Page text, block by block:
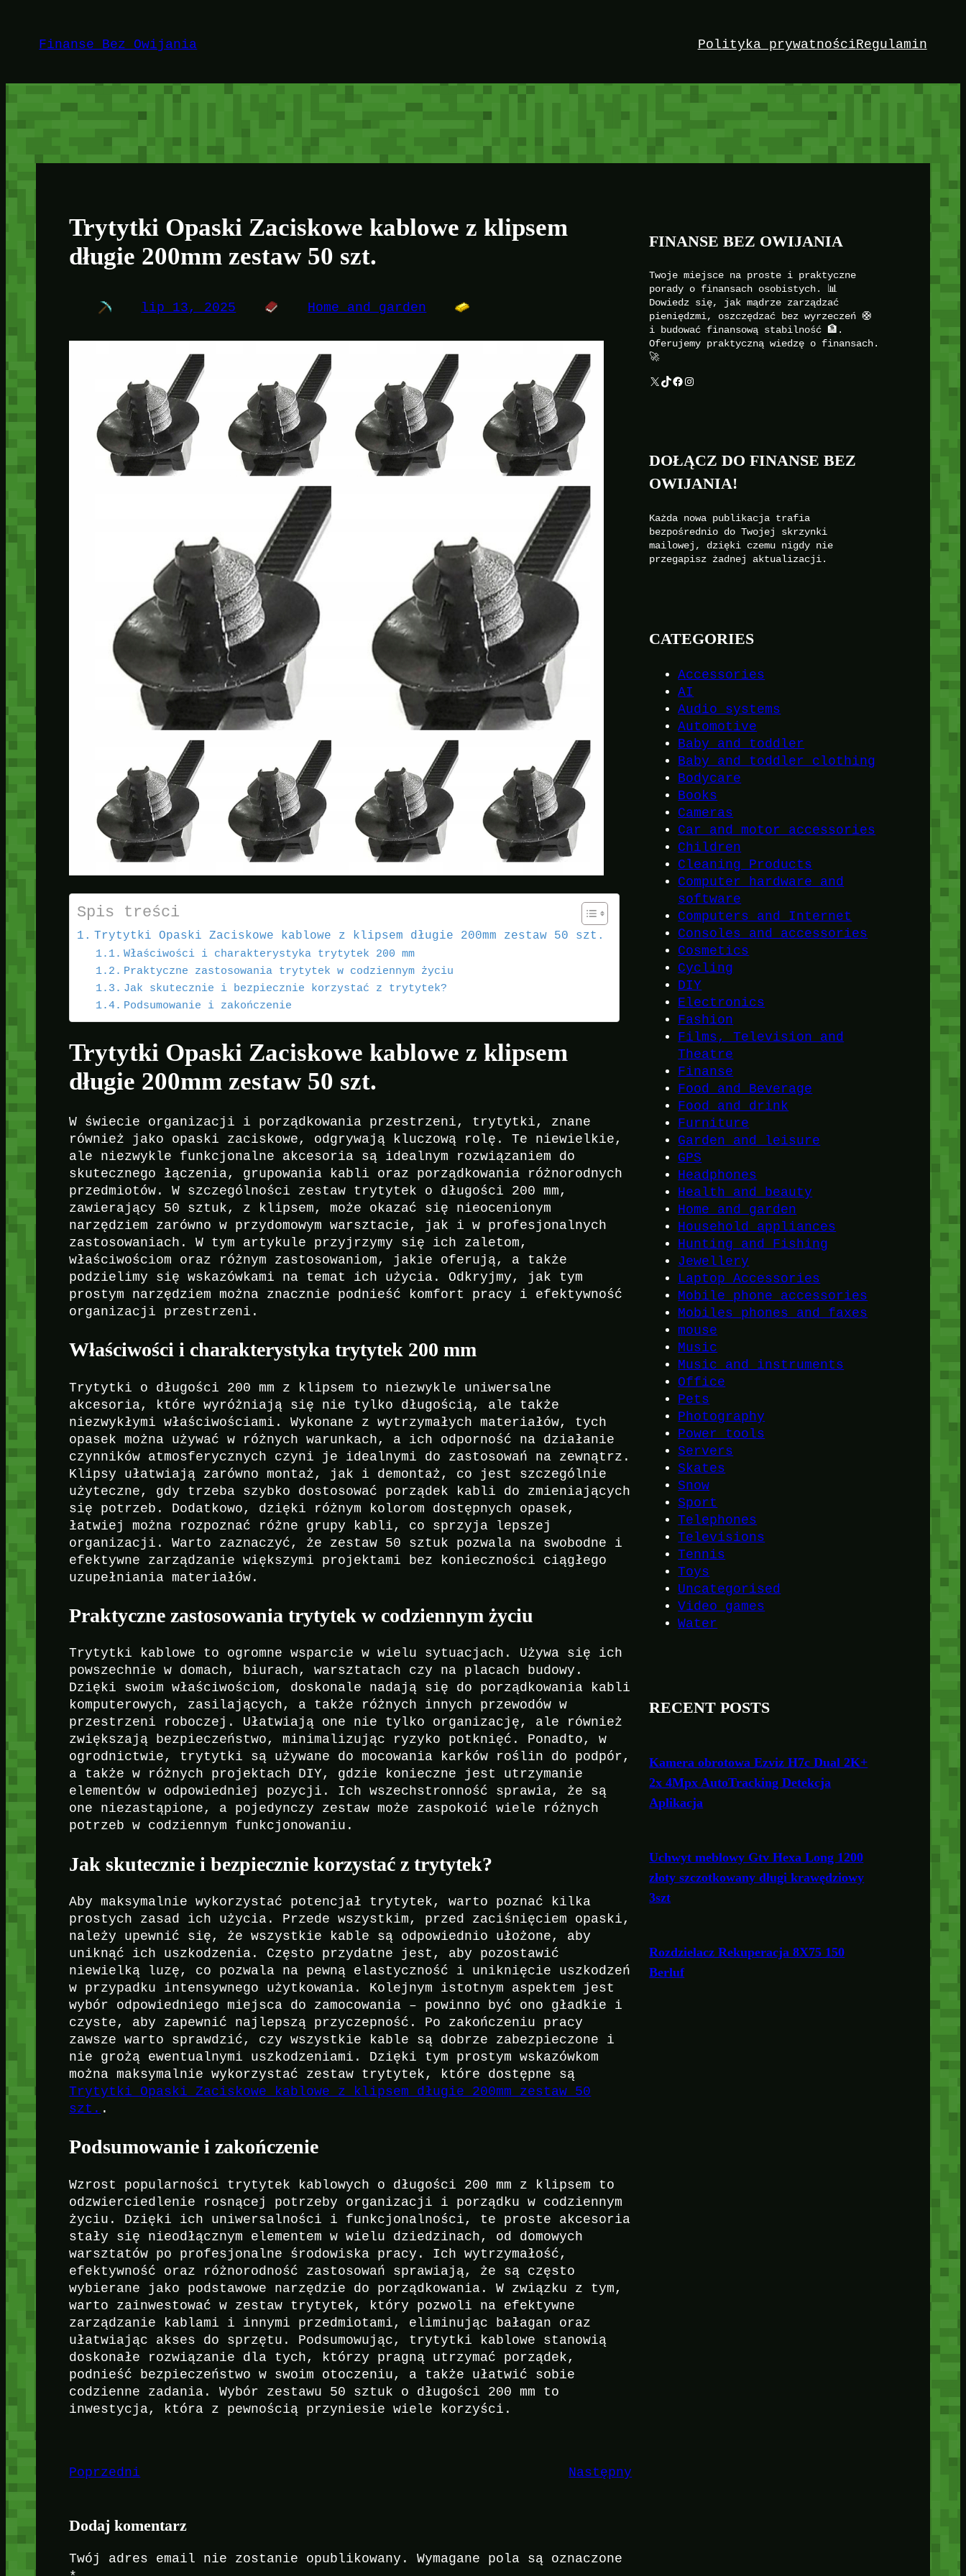
treściFinanse Bez Owijania Polityka prywatnościRegulamin
Trytytki Opaski Zaciskowe kablowe z klipsem
długie 200mm zestaw 50 szt.
lip 13, 2025 Home and garden
Spis treści
Trytytki Opaski Zaciskowe kablowe z klipsem długie 200mm zestaw 50 szt.
Właściwości i charakterystyka trytytek 200 mm
Praktyczne zastosowania trytytek w codziennym życiu
Jak skutecznie i bezpiecznie korzystać z trytytek?
Podsumowanie i zakończenie
Trytytki Opaski Zaciskowe kablowe z klipsem
długie 200mm zestaw 50 szt.
W świecie organizacji i porządkowania przestrzeni, trytytki, znane
również jako opaski zaciskowe, odgrywają kluczową rolę. Te niewielkie,
ale niezwykle funkcjonalne akcesoria są idealnym rozwiązaniem do
skutecznego łączenia, grupowania kabli oraz porządkowania różnorodnych
przedmiotów. W szczególności zestaw trytytek o długości 200 mm,
zawierający 50 sztuk, z klipsem, może okazać się nieocenionym
narzędziem zarówno w przydomowym warsztacie, jak i w profesjonalnych
zastosowaniach. W tym artykule przyjrzymy się ich zaletom,
właściwościom oraz różnym zastosowaniom, jakie oferują, a także
podzielimy się wskazówkami na temat ich użycia. Odkryjmy, jak tym
prostym narzędziem można znacznie podnieść komfort pracy i efektywność
organizacji przestrzeni.
Właściwości i charakterystyka trytytek 200 mm
Trytytki o długości 200 mm z klipsem to niezwykle uniwersalne
akcesoria, które wyróżniają się nie tylko długością, ale także
niezwykłymi właściwościami. Wykonane z wytrzymałych materiałów, tych
opasek można używać w różnych warunkach, a ich odporność na działanie
czynników atmosferycznych czyni je idealnymi do zastosowań na zewnątrz.
Klipsy ułatwiają zarówno montaż, jak i demontaż, co jest szczególnie
użyteczne, gdy trzeba szybko dostosować porządek kabli do zmieniających
się potrzeb. Dodatkowo, dzięki różnym kolorom dostępnych opasek,
łatwiej można rozpoznać różne grupy kabli, co sprzyja lepszej
organizacji. Warto zaznaczyć, że zestaw 50 sztuk pozwala na swobodne i
efektywne zarządzanie większymi projektami bez konieczności ciągłego
uzupełniania materiałów.
Praktyczne zastosowania trytytek w codziennym życiu
Trytytki kablowe to ogromne wsparcie w wielu sytuacjach. Używa się ich
powszechnie w domach, biurach, warsztatach czy na placach budowy.
Dzięki swoim właściwościom, doskonale nadają się do porządkowania kabli
komputerowych, zasilających, a także różnych innych przewodów w
przestrzeni roboczej. Ułatwiają one nie tylko organizację, ale również
zwiększają bezpieczeństwo, minimalizując ryzyko potknięć. Ponadto, w
ogrodnictwie, trytytki są używane do mocowania karków roślin do podpór,
a także w różnych projektach DIY, gdzie konieczne jest utrzymanie
elementów w odpowiedniej pozycji. Ich wszechstronność sprawia, że są
one niezastąpione, a pojedynczy zestaw może zaspokoić wiele różnych
potrzeb w codziennym funkcjonowaniu.
Jak skutecznie i bezpiecznie korzystać z trytytek?
Aby maksymalnie wykorzystać potencjał trytytek, warto poznać kilka
prostych zasad ich użycia. Przede wszystkim, przed zaciśnięciem opaski,
należy upewnić się, że wszystkie kable są odpowiednio ułożone, aby
uniknąć ich uszkodzenia. Często przydatne jest, aby pozostawić
niewielką luzę, co pozwala na pewną elastyczność i uniknięcie uszkodzeń
w przypadku intensywnego użytkowania. Kolejnym istotnym aspektem jest
wybór odpowiedniego miejsca do zamocowania – powinno być ono gładkie i
czyste, aby zapewnić najlepszą przyczepność. Po zakończeniu pracy
zawsze warto sprawdzić, czy wszystkie kable są dobrze zabezpieczone i
nie grożą ewentualnymi uszkodzeniami. Dzięki tym prostym wskazówkom
można maksymalnie wykorzystać zestaw trytytek, które dostępne są
Trytytki Opaski Zaciskowe kablowe z klipsem długie 200mm zestaw 50
szt. .
Podsumowanie i zakończenie
Wzrost popularności trytytek kablowych o długości 200 mm z klipsem to
odzwierciedlenie rosnącej potrzeby organizacji i porządku w codziennym
życiu. Dzięki ich uniwersalności i funkcjonalności, te proste akcesoria
stały się nieodłącznym elementem w wielu dziedzinach, od domowych
warsztatów po profesjonalne środowiska pracy. Ich wytrzymałość,
efektywność oraz różnorodność zastosowań sprawiają, że są często
wybierane jako podstawowe narzędzie do porządkowania. W związku z tym,
warto zainwestować w zestaw trytytek, który pozwoli na efektywne
zarządzanie kablami i innymi przedmiotami, eliminując bałagan oraz
ułatwiając akses do sprzętu. Podsumowując, trytytki kablowe stanowią
doskonałe rozwiązanie dla tych, którzy pragną utrzymać porządek,
podnieść bezpieczeństwo w swoim otoczeniu, a także ułatwić sobie
codzienne zadania. Wybór zestawu 50 sztuk o długości 200 mm to
inwestycja, która z pewnością przyniesie wiele korzyści.
Poprzedni Następny
Dodaj komentarz
Twój adres email nie zostanie opublikowany.
Wymagane pola są oznaczone
FINANSE BEZ OWIJANIA
Twoje miejsce na proste i praktyczne
porady o finansach osobistych. 📊
Dowiedz się, jak mądrze zarządzać
pieniędzmi, oszczędzać bez wyrzeczeń 🛟
i budować finansową stabilność 🏦.
Oferujemy praktyczną wiedzę o finansach.
🚀
X TikTok Facebook Instagram
DOŁĄCZ DO FINANSE BEZ
OWIJANIA!
Każda nowa publikacja trafia
bezpośrednio do Twojej skrzynki
mailowej, dzięki czemu nigdy nie
przegapisz żadnej aktualizacji.
CATEGORIES
Accessories
AI
Audio systems
Automotive
Baby and toddler
Baby and toddler clothing
Bodycare
Books
Cameras
Car and motor accessories
Children
Cleaning Products
Computer hardware and
software
Computers and Internet
Consoles and accessories
Cosmetics
Cycling
DIY
Electronics
Fashion
Films, Television and
Theatre
Finanse
Food and Beverage
Food and drink
Furniture
Garden and leisure
GPS
Headphones
Health and beauty
Home and garden
Household appliances
Hunting and Fishing
Jewellery
Laptop Accessories
Mobile phone accessories
Mobiles phones and faxes
mouse
Music
Music and instruments
Office
Pets
Photography
Power tools
Servers
Skates
Snow
Sport
Telephones
Televisions
Tennis
Toys
Uncategorised
Video games
Water
RECENT POSTS
Kamera obrotowa Ezviz H7c Dual 2K+
2x 4Mpx AutoTracking Detekcja
Aplikacja
Uchwyt meblowy Gtv Hexa Long 1200
złoty szczotkowany długi krawędziowy
3szt
Rozdzielacz Rekuperacja 8X75 150
Berluf